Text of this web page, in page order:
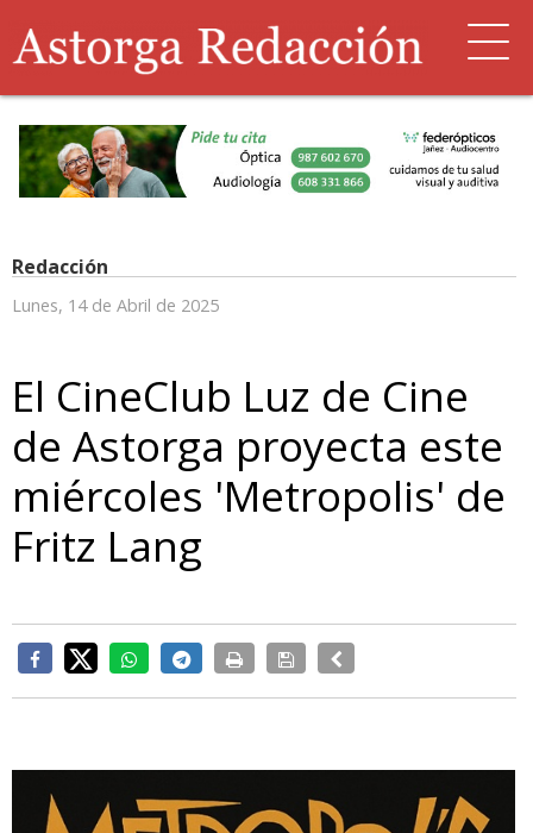
Redacción
Lunes, 14 de Abril de 2025
El CineClub Luz de Cine
de Astorga proyecta este
miércoles 'Metropolis' de
Fritz Lang